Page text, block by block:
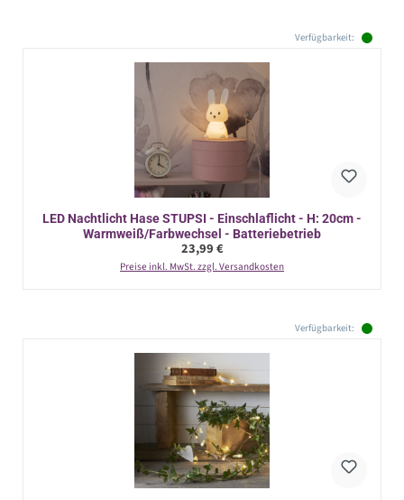
Verfügbarkeit:
LED Nachtlicht Hase STUPSI - Einschlaflicht - H: 20cm -
Warmweiß/Farbwechsel - Batteriebetrieb
Regulärer Preis:
23,99 €
Preise inkl. MwSt. zzgl. Versandkosten
Verfügbarkeit: